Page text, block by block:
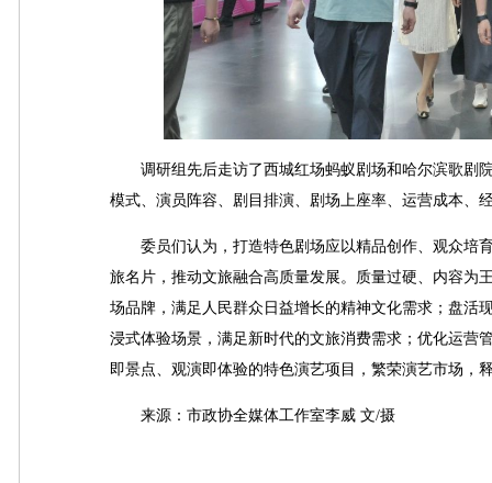
调研组先后走访了西城红场蚂蚁剧场和哈尔滨歌剧
模式、演员阵容、剧目排演、剧场上座率、运营成本、
委员们认为，打造特色剧场应以精品创作、观众培
旅名片，推动文旅融合高质量发展。质量过硬、内容为
场品牌，满足人民群众日益增长的精神文化需求；盘活
浸式体验场景，满足新时代的文旅消费需求；优化运营
即景点、观演即体验的特色演艺项目，繁荣演艺市场，
来源：市政协全媒体工作室李威 文/摄